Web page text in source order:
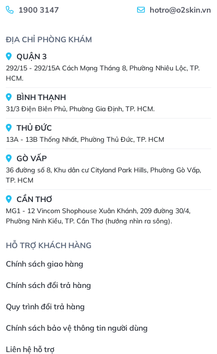
1900 3147 hotro@o2skin.vn
ĐỊA CHỈ PHÒNG KHÁM
QUẬN 3
292/15 - 292/15A Cách Mạng Tháng 8, Phường Nhiêu Lộc, TP.
HCM.
BÌNH THẠNH
31/3 Điện Biên Phủ, Phường Gia Định, TP. HCM.
THỦ ĐỨC
13A - 13B Thống Nhất, Phường Thủ Đức, TP. HCM
GÒ VẤP
36 đường số 8, Khu dân cư Cityland Park Hills, Phường Gò Vấp,
TP. HCM
CẦN THƠ
MG1 - 12 Vincom Shophouse Xuân Khánh, 209 đường 30/4,
Phường Ninh Kiều, TP. Cần Thơ (hướng nhìn ra sông).
HỖ TRỢ KHÁCH HÀNG
Chính sách giao hàng
Chính sách đổi trả hàng
Quy trình đổi trả hàng
Chính sách bảo vệ thông tin người dùng
Liên hệ hỗ trợ